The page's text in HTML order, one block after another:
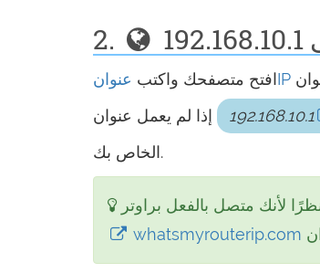
2.
افتح متصفحك واكتبعنوانIP
192.168.10.1
الخاص بك.
whatsmyrouterip.com